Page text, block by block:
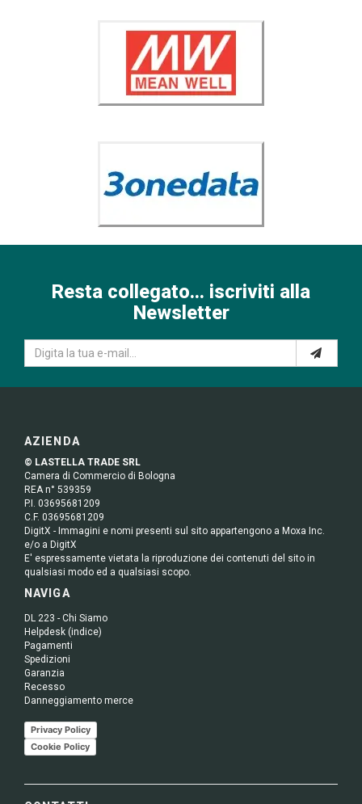
Resta collegato... iscriviti alla
Newsletter
AZIENDA
© LASTELLA TRADE SRL
Camera di Commercio di Bologna
REA n° 539359
P.I. 03695681209
C.F. 03695681209
DigitX - Immagini e nomi presenti sul sito appartengono a Moxa Inc.
e/o a DigitX
E' espressamente vietata la riproduzione dei contenuti del sito in
qualsiasi modo ed a qualsiasi scopo.
NAVIGA
DL 223 - Chi Siamo
Helpdesk (indice)
Pagamenti
Spedizioni
Garanzia
Recesso
Danneggiamento merce
Privacy Policy
Cookie Policy